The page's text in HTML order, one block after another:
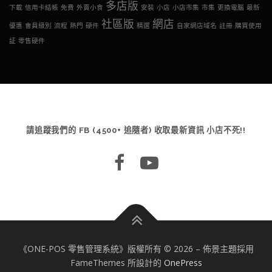
下載 信用卡結帳 免費 外賣小食 多店版 安裝 小店 小店市集 市集 更換電腦 最新
優惠 會員級別 流程 熱門 硬件 社區版 精選 網店 自家網店域名 註冊 購買使用
証 零售硬件
請追蹤我們的 FB (4500+ 追隨者) 收取最新資訊 小店不死!!
《ONE-POS 零售管理系統》版權所有 © 2026 – 佈景主題採用
FameThemes 所設計的 OnePress